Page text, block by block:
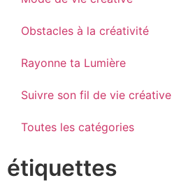
Obstacles à la créativité
Rayonne ta Lumière
Suivre son fil de vie créative
Toutes les catégories
étiquettes